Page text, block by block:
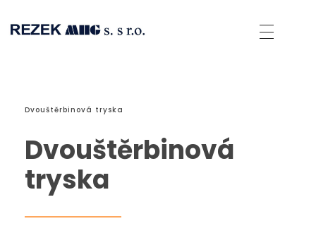
Dvouštěrbinová tryska
Dvouštěrbinová
tryska